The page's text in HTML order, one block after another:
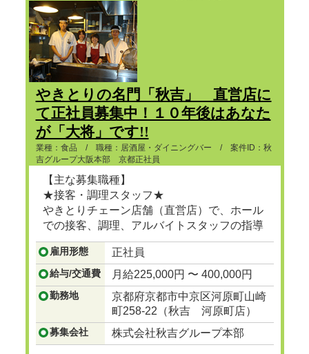
やきとりの名門「秋吉」 直営店に
て正社員募集中！１０年後はあなた
が「大将」です!!
業種：食品 / 職種：居酒屋・ダイニングバー / 案件ID：秋
吉グループ大阪本部 京都正社員
【主な募集職種】
★接客・調理スタッフ★
やきとりチェーン店舗（直営店）で、ホール
での接客、調理、アルバイトスタッフの指導
等。
...つづきを見る
雇用形態 正社員
給与/交通費 月給225,000円 〜 400,000円
勤務地
京都府京都市中京区河原町山崎
町258-22（秋吉 河原町店）
募集会社 株式会社秋吉グループ本部